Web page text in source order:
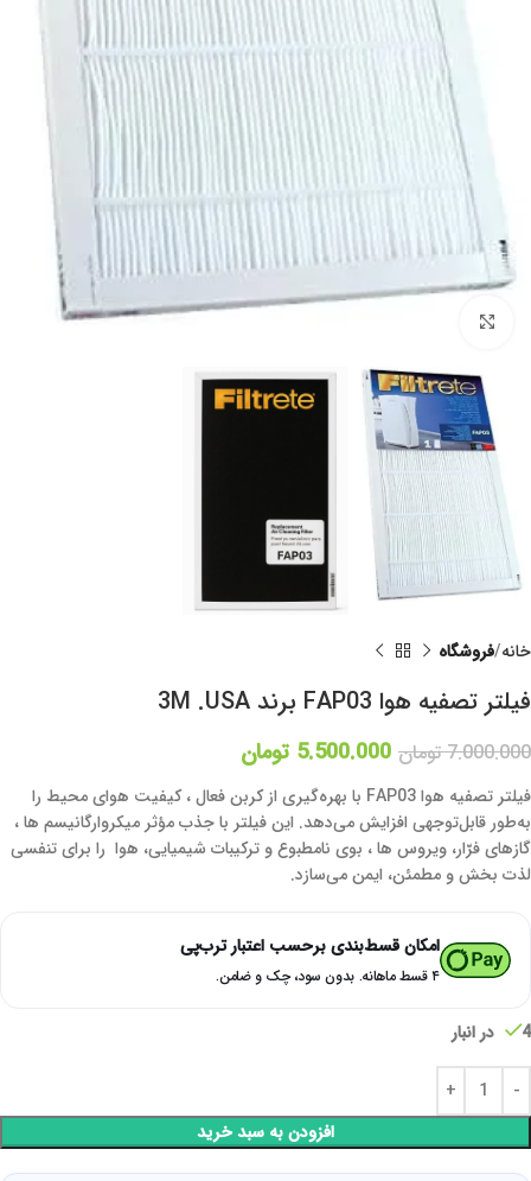
خانه فروشگاه
فیلتر تصفیه هوا FAP03 برند 3M .USA
7.000.000تومان 5.500.000 تومان
فیلتر تصفیه هوا FAP03 با بهره‌گیری از کربن فعال ، کیفیت هوای محیط را
به‌طور قابل‌توجهی افزایش می‌دهد. این فیلتر با جذب مؤثر میکروارگانیسم ها ،
گازهای فرّار، ویروس ها ، بوی نامطبوع و ترکیبات شیمیایی، هوا را برای تنفسی
لذت بخش و مطمئن، ایمن می‌سازد.
امکان قسط‌بندی برحسب اعتبار ترب‌پی
۴ قسط ماهانه. بدون سود، چک و ضامن.
4 در انبار
افزودن به سبد خرید